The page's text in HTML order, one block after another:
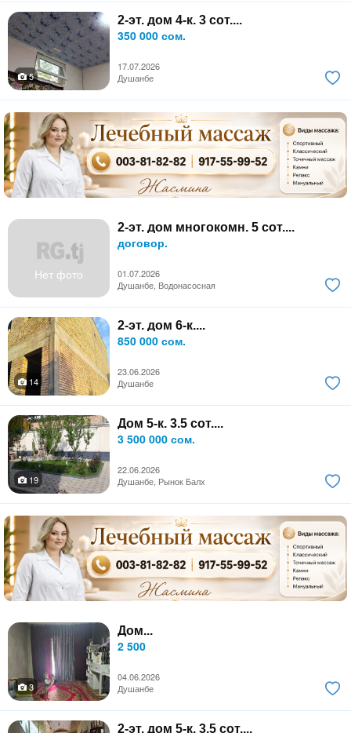
2-эт. дом 4-к. 3 сот....
350 000 сом.
17.07.2026
5
Душанбе
Нет фото
2-эт. дом многокомн. 5 сот....
договор.
01.07.2026
Душанбе, Водонасосная
2-эт. дом 6-к....
850 000 сом.
23.06.2026
14
Душанбе
Дом 5-к. 3.5 сот....
3 500 000 сом.
22.06.2026
19
Душанбе, Рынок Балх
Дом...
2 500
04.06.2026
3
Душанбе
2-эт. дом 5-к. 3.5 сот....